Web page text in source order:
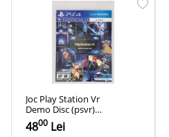
Joc Play Station Vr
Demo Disc (psvr)
PS4 PlayStation 4,
Second-Hand
4800 Lei